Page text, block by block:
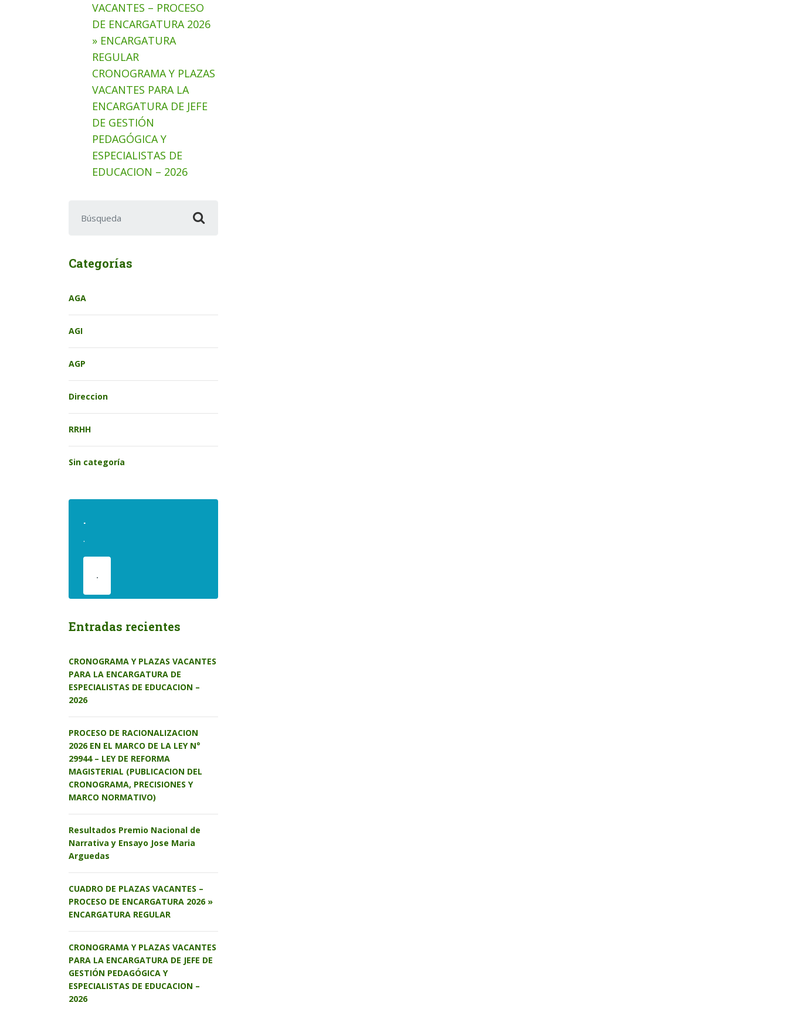
VACANTES – PROCESO
DE ENCARGATURA 2026
» ENCARGATURA
REGULAR
CRONOGRAMA Y PLAZAS
VACANTES PARA LA
ENCARGATURA DE JEFE
DE GESTIÓN
PEDAGÓGICA Y
ESPECIALISTAS DE
EDUCACION – 2026
Categorías
AGA
AGI
AGP
Direccion
RRHH
Sin categoría
.
.
.
Entradas recientes
CRONOGRAMA Y PLAZAS VACANTES
PARA LA ENCARGATURA DE
ESPECIALISTAS DE EDUCACION –
2026
PROCESO DE RACIONALIZACION
2026 EN EL MARCO DE LA LEY N°
29944 – LEY DE REFORMA
MAGISTERIAL (PUBLICACION DEL
CRONOGRAMA, PRECISIONES Y
MARCO NORMATIVO)
Resultados Premio Nacional de
Narrativa y Ensayo Jose Maria
Arguedas
CUADRO DE PLAZAS VACANTES –
PROCESO DE ENCARGATURA 2026 »
ENCARGATURA REGULAR
CRONOGRAMA Y PLAZAS VACANTES
PARA LA ENCARGATURA DE JEFE DE
GESTIÓN PEDAGÓGICA Y
ESPECIALISTAS DE EDUCACION –
2026